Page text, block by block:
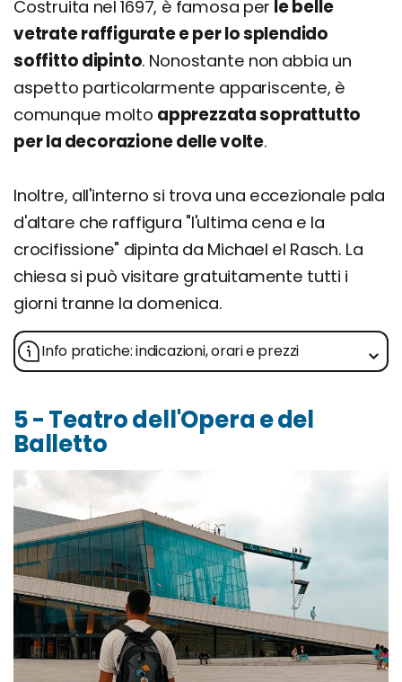
Costruita nel 1697, è famosa per le belle
vetrate raffigurate e per lo splendido
soffitto dipinto. Nonostante non abbia un
aspetto particolarmente appariscente, è
comunque molto apprezzata soprattutto
per la decorazione delle volte.
Inoltre, all'interno si trova una eccezionale pala
d'altare che raffigura "l'ultima cena e la
crocifissione" dipinta da Michael el Rasch. La
chiesa si può visitare gratuitamente tutti i
giorni tranne la domenica.
Info pratiche: indicazioni, orari e prezzi
5 - Teatro dell'Opera e del
Balletto